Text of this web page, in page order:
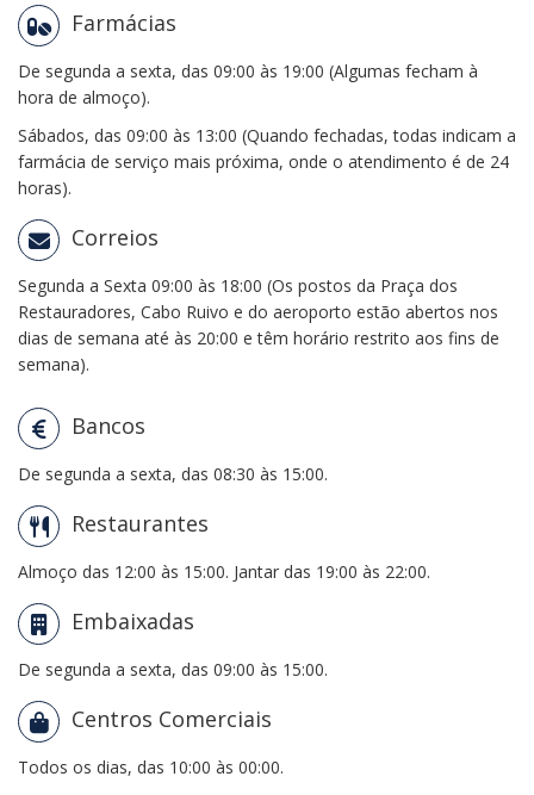
Farmácias
De segunda a sexta, das 09:00 às 19:00 (Algumas fecham à
hora de almoço).
Sábados, das 09:00 às 13:00 (Quando fechadas, todas indicam a
farmácia de serviço mais próxima, onde o atendimento é de 24
horas).
Correios
Segunda a Sexta 09:00 às 18:00 (Os postos da Praça dos
Restauradores, Cabo Ruivo e do aeroporto estão abertos nos
dias de semana até às 20:00 e têm horário restrito aos fins de
semana).
Bancos
De segunda a sexta, das 08:30 às 15:00.
Restaurantes
Almoço das 12:00 às 15:00. Jantar das 19:00 às 22:00.
Embaixadas
De segunda a sexta, das 09:00 às 15:00.
Centros Comerciais
Todos os dias, das 10:00 às 00:00.